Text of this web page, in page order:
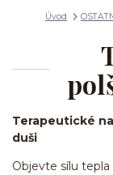
Úvod
Terapeutické
duši
Objevte sílu